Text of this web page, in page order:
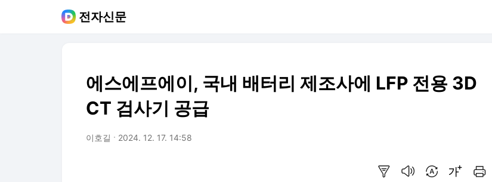
전자신문
에스에프에이, 국내 배터리 제조사에 LFP 전용 3D
CT 검사기 공급
이호길 2024. 12. 17. 14:58